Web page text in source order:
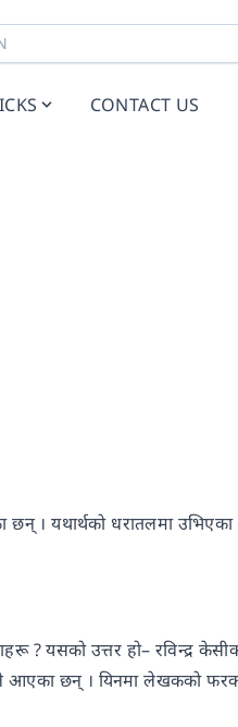
CONTACT US
छन् । यथार्थको धरातलमा
? यसको उत्तर हो– रविन्द्र
आएका छन् । यिनमा लेखकको